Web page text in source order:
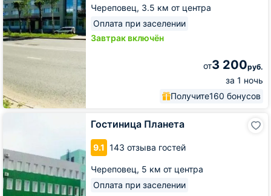
Череповец, 3.5 км от центра
Оплата при заселении
Завтрак включён
от3 200руб.
за 1 ночь
Получите160 бонусов
Гостиница Планета
9.1 143 отзыва гостей
Череповец, 5 км от центра
Оплата при заселении